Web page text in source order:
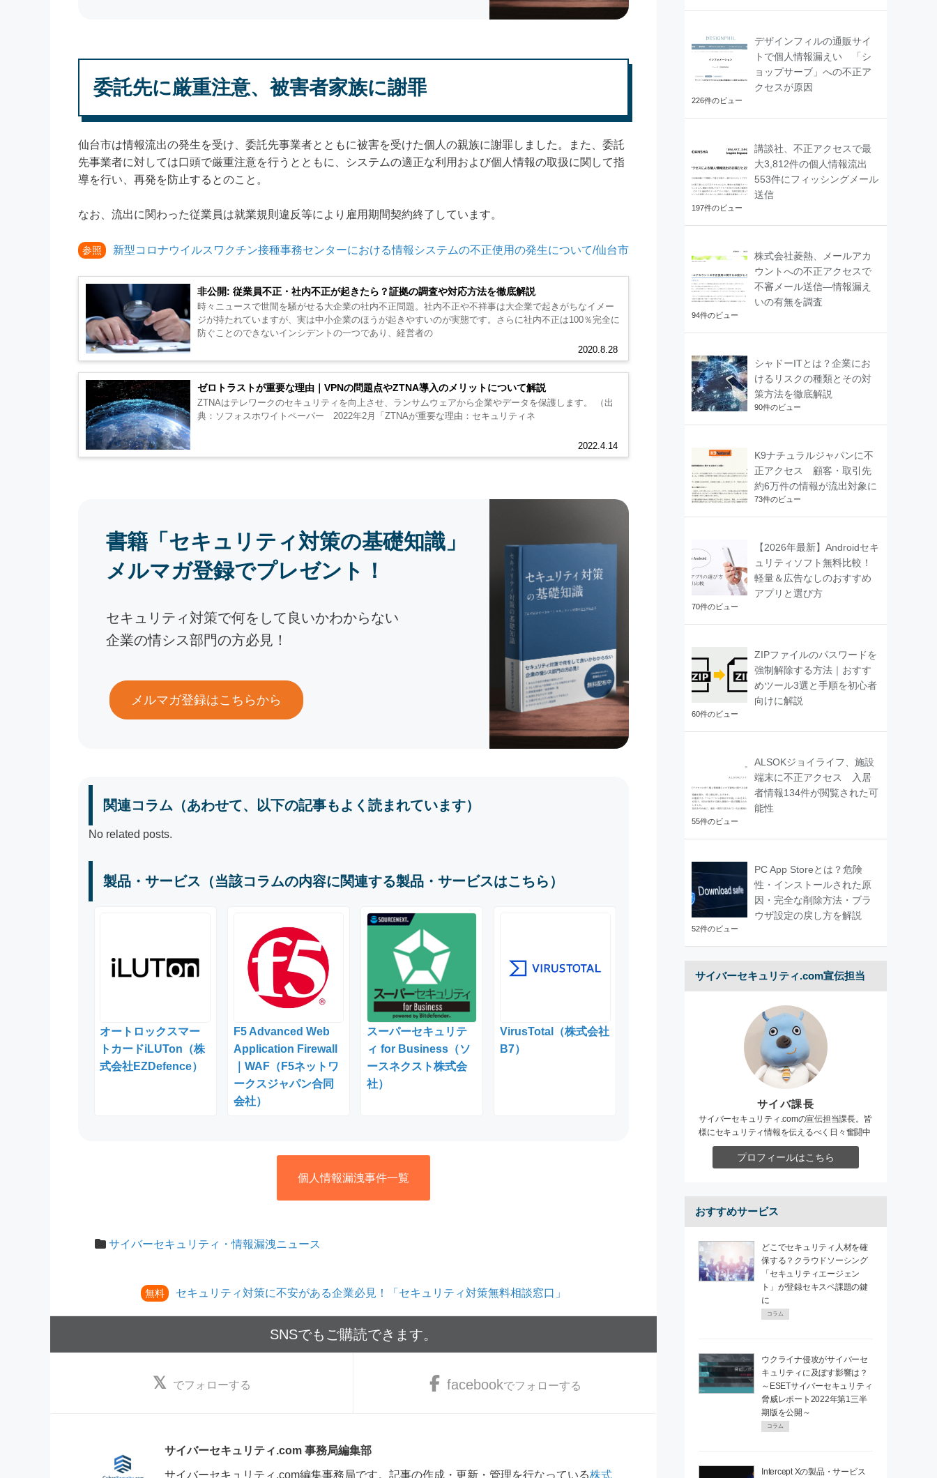
委託先に厳重注意、被害者家族に謝罪
仙台市は情報流出の発生を受け、委託先事業者とともに被害を受けた個人の親族に謝罪しました。また、委託
先事業者に対しては口頭で厳重注意を行うとともに、システムの適正な利用および個人情報の取扱に関して指
導を行い、再発を防止するとのこと。
なお、流出に関わった従業員は就業規則違反等により雇用期間契約終了しています。
参照 新型コロナウイルスワクチン接種事務センターにおける情報システムの不正使用の発生について/仙台市
非公開: 従業員不正・社内不正が起きたら？証拠の調査や対応方法を徹底解説
2020.8.28
時々ニュースで世間を騒がせる大企業の社内不正問題。社内不正や不祥事は大企業で起きがちなイメー
ジが持たれていますが、実は中小企業のほうが起きやすいのが実態です。さらに社内不正は100％完全に
防ぐことのできないインシデントの一つであり、経営者の
ゼロトラストが重要な理由｜VPNの問題点やZTNA導入のメリットについて解説
2022.4.14
ZTNAはテレワークのセキュリティを向上させ、ランサムウェアから企業やデータを保護します。 （出
典：ソフォスホワイトペーパー 2022年2月「ZTNAが重要な理由：セキュリティネ
書籍「セキュリティ対策の基礎知識」
メルマガ登録でプレゼント！
セキュリティ対策で何をして良いかわからない
企業の情シス部門の方必見！
メルマガ登録はこちらから
関連コラム（あわせて、以下の記事もよく読まれています）
No related posts.
製品・サービス（当該コラムの内容に関連する製品・サービスはこちら）
オートロックスマー
トカードiLUTon（株
式会社EZDefence）
F5 Advanced Web
Application Firewall
｜WAF（F5ネットワ
ークスジャパン合同
会社）
スーパーセキュリテ
ィ for Business（ソ
ースネクスト株式会
社）
VirusTotal（株式会社
B7）
個人情報漏洩事件一覧
サイバーセキュリティ・情報漏洩ニュース
無料 セキュリティ対策に不安がある企業必見！「セキュリティ対策無料相談窓口」
SNSでもご購読できます。
でフォローする facebookでフォローする
サイバーセキュリティ.com 事務局編集部
サイバーセキュリティ.com編集事務局です。記事の作成・更新・管理を行なっている株式
デザインフィルの通販サイ
トで個人情報漏えい 「シ
ョップサーブ」への不正ア
クセスが原因
226件のビュー
講談社、不正アクセスで最
大3,812件の個人情報流出
553件にフィッシングメール
送信
197件のビュー
株式会社菱熱、メールアカ
ウントへの不正アクセスで
不審メール送信―情報漏え
いの有無を調査
94件のビュー
シャドーITとは？企業にお
けるリスクの種類とその対
策方法を徹底解説
90件のビュー
K9ナチュラルジャパンに不
正アクセス 顧客・取引先
約6万件の情報が流出対象に
73件のビュー
【2026年最新】Androidセキ
ュリティソフト無料比較！
軽量＆広告なしのおすすめ
アプリと選び方
70件のビュー
ZIPファイルのパスワードを
強制解除する方法｜おすす
めツール3選と手順を初心者
向けに解説
60件のビュー
ALSOKジョイライフ、施設
端末に不正アクセス 入居
者情報134件が閲覧された可
能性
55件のビュー
PC App Storeとは？危険
性・インストールされた原
因・完全な削除方法・ブラ
ウザ設定の戻し方を解説
52件のビュー
サイバーセキュリティ.com宣伝担当
サイバ課長
サイバーセキュリティ.comの宣伝担当課長。皆
様にセキュリティ情報を伝えるべく日々奮闘中
プロフィールはこちら
おすすめサービス
どこでセキュリティ人材を確
保する？クラウドソーシング
「セキュリティエージェン
ト」が登録セキスペ課題の鍵
に
コラム
ウクライナ侵攻がサイバーセ
キュリティに及ぼす影響は？
～ESETサイバーセキュリティ
脅威レポート2022年第1三半
期版を公開～
コラム
Intercept Xの製品・サービス